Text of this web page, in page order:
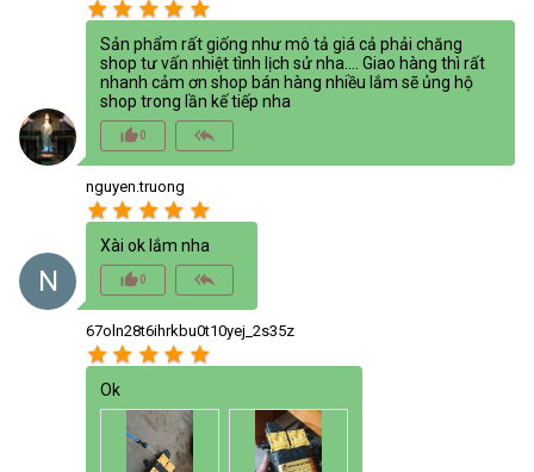
star star star star star
Sản phẩm rất giống như mô tả giá cả phải chăng
shop tư vấn nhiệt tình lịch sử nha.... Giao hàng thì rất
nhanh cảm ơn shop bán hàng nhiều lắm sẽ ủng hộ
shop trong lần kế tiếp nha
thumb_up_alt0 reply_all
N
nguyen.truong
star star star star star
Xài ok lắm nha
thumb_up_alt0 reply_all
67oln28t6ihrkbu0t10yej_2s35z
star star star star star
Ok